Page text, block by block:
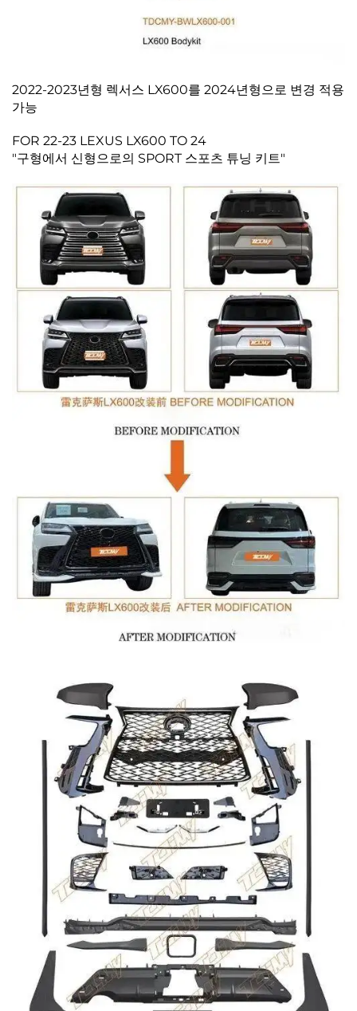
2022-2023년형 렉서스 LX600를 2024년형으로 변경 적용
가능
FOR 22-23 LEXUS LX600 TO 24
"구형에서 신형으로의 SPORT 스포츠 튜닝 키트"